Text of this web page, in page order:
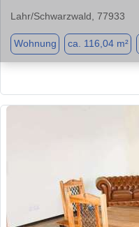
Lahr/Schwarzwald, 77933
Wohnung ca. 116,04 m²